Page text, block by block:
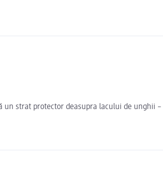
strat protector deasupra lacului de unghii